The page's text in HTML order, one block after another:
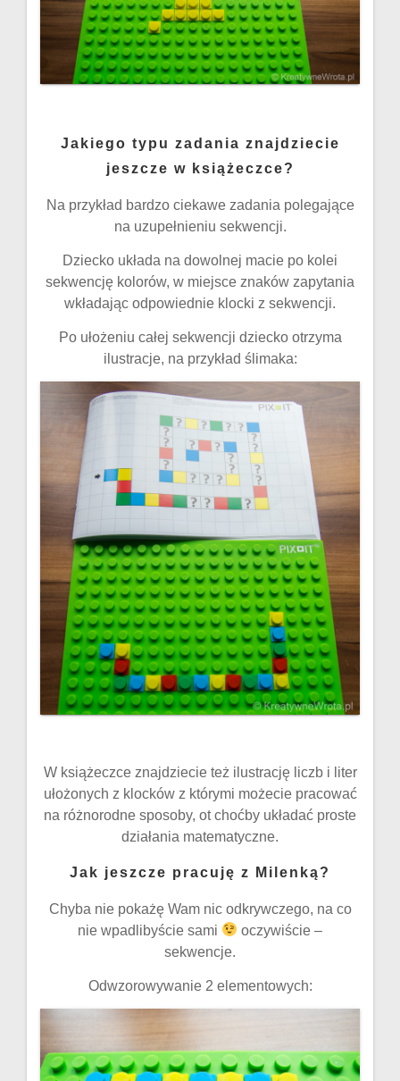
Jakiego typu zadania znajdziecie
jeszcze w książeczce?
Na przykład bardzo ciekawe zadania polegające
na uzupełnieniu sekwencji.
Dziecko układa na dowolnej macie po kolei
sekwencję kolorów, w miejsce znaków zapytania
wkładając odpowiednie klocki z sekwencji.
Po ułożeniu całej sekwencji dziecko otrzyma
ilustracje, na przykład ślimaka:
W książeczce znajdziecie też ilustrację liczb i liter
ułożonych z klocków z którymi możecie pracować
na różnorodne sposoby, ot choćby układać proste
działania matematyczne.
Jak jeszcze pracuję z Milenką?
Chyba nie pokażę Wam nic odkrywczego, na co
nie wpadlibyście sami
oczywiście –
sekwencje.
Odwzorowywanie 2 elementowych: